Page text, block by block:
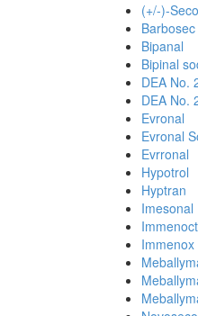
(+/-)-
Barbosec
Bipanal
Bipinal
DEA No.
DEA No.
Evronal
Evronal
Evrronal
Hypotrol
Hyptran
Imesonal
Immenox